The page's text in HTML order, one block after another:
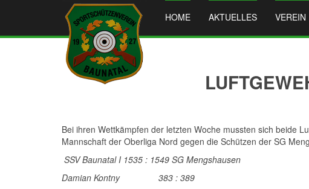
HOME AKTUELLES VEREIN
Bei ihren Wettkämpfen der letzten Woche mussten sich beide
Mannschaft der Oberliga Nord gegen die Schützen der SG
SSV Baunatal I 1535 : 1549 SG Mengshausen
Damian Kontny 383 : 389